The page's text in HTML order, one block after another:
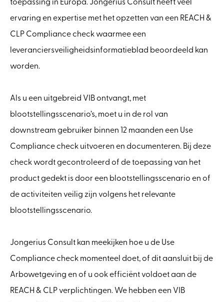
toepassing in Europa. Jongerius Consult heeft veel
ervaring en expertise met het opzetten van een REACH &
CLP Compliance check waarmee een
leveranciersveiligheidsinformatieblad beoordeeld kan
worden.
Als u een uitgebreid VIB ontvangt, met
blootstellingsscenario’s, moet u in de rol van
downstream gebruiker binnen 12 maanden een Use
Compliance check uitvoeren en documenteren. Bij deze
check wordt gecontroleerd of de toepassing van het
product gedekt is door een blootstellingsscenario en of
de activiteiten veilig zijn volgens het relevante
blootstellingsscenario.
Jongerius Consult kan meekijken hoe u de Use
Compliance check momenteel doet, of dit aansluit bij de
Arbowetgeving en of u ook efficiënt voldoet aan de
REACH & CLP verplichtingen. We hebben een VIB